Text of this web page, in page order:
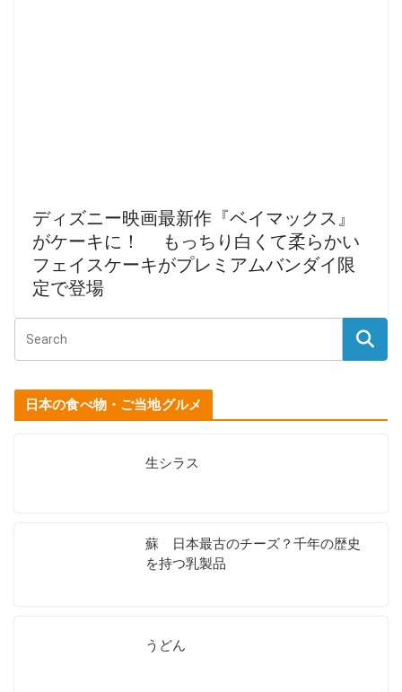
ディズニー映画最新作『ベイマックス』
がケーキに！ もっちり白くて柔らかい
フェイスケーキがプレミアムバンダイ限
定で登場
日本の食べ物・ご当地グルメ
生シラス
蘇 日本最古のチーズ？千年の歴史
を持つ乳製品
うどん